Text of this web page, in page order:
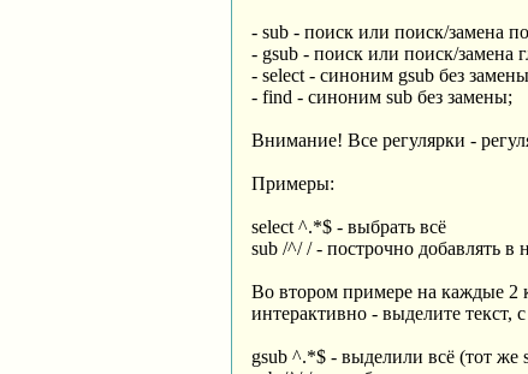
- sub - поиск или поиск/замена
- gsub - поиск или поиск/замена
- select - синоним gsub без
- find - синоним sub без замены;
Внимание! Все регулярки -
Примеры:
select ^.*$ - выбрать всё
sub /^/ / - построчно добавлять в
Во втором примере на каждые 2
интерактивно - выделите текст,
gsub ^.*$ - выделили всё (тот же